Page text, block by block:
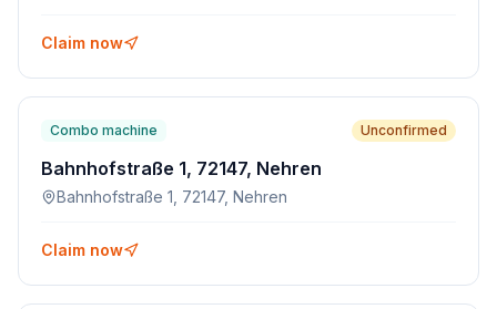
Claim now
Combo machine Unconfirmed
Bahnhofstraße 1, 72147, Nehren
Bahnhofstraße 1, 72147, Nehren
Claim now